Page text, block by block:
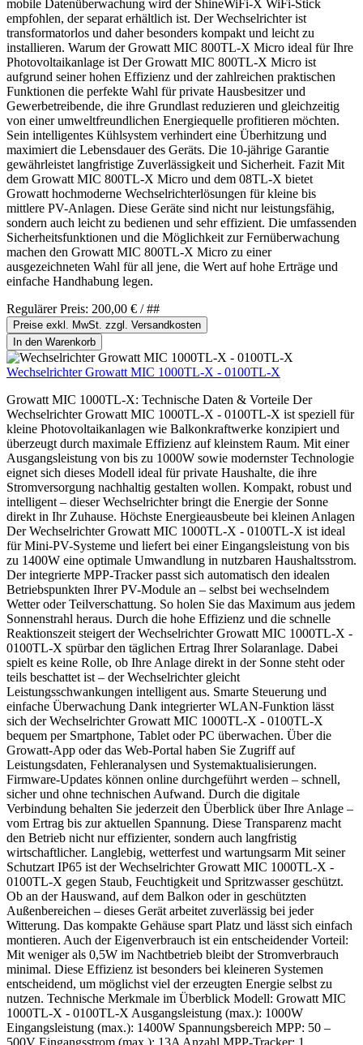
mobile Datenüberwachung wird der ShineWiFi-X WiFi-Stick
empfohlen, der separat erhältlich ist. Der Wechselrichter ist
transformatorlos und daher besonders kompakt und leicht zu
installieren. Warum der Growatt MIC 800TL-X Micro ideal für Ihre
Photovoltaikanlage ist Der Growatt MIC 800TL-X Micro ist
aufgrund seiner hohen Effizienz und der zahlreichen praktischen
Funktionen die perfekte Wahl für private Hausbesitzer und
Gewerbetreibende, die ihre Grundlast reduzieren und gleichzeitig
von einer umweltfreundlichen Energiequelle profitieren möchten.
Sein intelligentes Kühlsystem verhindert eine Überhitzung und
maximiert die Lebensdauer des Geräts. Die 10-jährige Garantie
gewährleistet langfristige Zuverlässigkeit und Sicherheit. Fazit Mit
dem Growatt MIC 800TL-X Micro und dem 08TL-X bietet
Growatt hochmoderne Wechselrichterlösungen für kleine bis
mittlere PV-Anlagen. Diese Geräte sind nicht nur leistungsfähig,
sondern auch leicht zu bedienen und sehr effizient. Die umfassenden
Sicherheitsfunktionen und die Möglichkeit zur Fernüberwachung
machen den Growatt MIC 800TL-X Micro zu einer
ausgezeichneten Wahl für all jene, die Wert auf hohe Erträge und
einfache Handhabung legen.
Regulärer Preis: 200,00 € / ##
Preise exkl. MwSt. zzgl. Versandkosten
In den Warenkorb
Wechselrichter Growatt MIC 1000TL-X - 0100TL-X
Growatt MIC 1000TL-X: Technische Daten & Vorteile Der
Wechselrichter Growatt MIC 1000TL-X - 0100TL-X ist speziell für
kleine Photovoltaikanlagen wie Balkonkraftwerke konzipiert und
überzeugt durch maximale Effizienz auf kleinstem Raum. Mit einer
Ausgangsleistung von bis zu 1000W sowie modernster Technologie
eignet sich dieses Modell ideal für private Haushalte, die ihre
Stromversorgung nachhaltig gestalten wollen. Kompakt, robust und
intelligent – dieser Wechselrichter bringt die Energie der Sonne
direkt in Ihr Zuhause. Höchste Energieausbeute bei kleinen Anlagen
Der Wechselrichter Growatt MIC 1000TL-X - 0100TL-X ist ideal
für Mini-PV-Systeme und liefert bei einer Eingangsleistung von bis
zu 1400W eine optimale Umwandlung in nutzbaren Haushaltsstrom.
Der integrierte MPP-Tracker passt sich automatisch den idealen
Betriebspunkten Ihrer PV-Module an – selbst bei wechselndem
Wetter oder Teilverschattung. So holen Sie das Maximum aus jedem
Sonnenstrahl heraus. Durch die hohe Effizienz und die schnelle
Reaktionszeit steigert der Wechselrichter Growatt MIC 1000TL-X -
0100TL-X spürbar den täglichen Ertrag Ihrer Solaranlage. Dabei
spielt es keine Rolle, ob Ihre Anlage direkt in der Sonne steht oder
teils beschattet ist – der Wechselrichter gleicht
Leistungsschwankungen intelligent aus. Smarte Steuerung und
einfache Überwachung Dank integrierter WLAN-Funktion lässt
sich der Wechselrichter Growatt MIC 1000TL-X - 0100TL-X
bequem per Smartphone, Tablet oder PC überwachen. Über die
Growatt-App oder das Web-Portal haben Sie Zugriff auf
Leistungsdaten, Fehleranalysen und Systemaktualisierungen.
Firmware-Updates können online durchgeführt werden – schnell,
sicher und ohne technischen Aufwand. Durch die digitale
Verbindung behalten Sie jederzeit den Überblick über Ihre Anlage –
vom Ertrag bis zur aktuellen Spannung. Diese Transparenz macht
den Betrieb nicht nur effizienter, sondern auch langfristig
wirtschaftlicher. Langlebig, wetterfest und wartungsarm Mit seiner
Schutzart IP65 ist der Wechselrichter Growatt MIC 1000TL-X -
0100TL-X gegen Staub, Feuchtigkeit und Spritzwasser geschützt.
Ob an der Hauswand, auf dem Balkon oder in geschützten
Außenbereichen – dieses Gerät arbeitet zuverlässig bei jeder
Witterung. Das kompakte Gehäuse spart Platz und lässt sich einfach
montieren. Auch der Eigenverbrauch ist ein entscheidender Vorteil:
Mit weniger als 0,5W im Nachtbetrieb bleibt der Stromverbrauch
minimal. Diese Effizienz ist besonders bei kleineren Systemen
entscheidend, um möglichst viel der erzeugten Energie selbst zu
nutzen. Technische Merkmale im Überblick Modell: Growatt MIC
1000TL-X - 0100TL-X Ausgangsleistung (max.): 1000W
Eingangsleistung (max.): 1400W Spannungsbereich MPP: 50 –
500V Eingangsstrom (max.): 13A Anzahl MPP-Tracker: 1